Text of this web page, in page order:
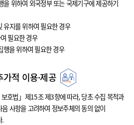
위하여 외국정부 또는 국제기구에 제공하기
유지를 위하여 필요한 경우
필요한 경우
행을 위하여 필요한 경우
적 이용·제공
호법」제15조 제3항에 따라, 당초 수집 목적과
사항을 고려하여 정보주체의 동의 없이
.